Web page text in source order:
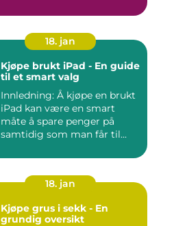
18. jan
Kjøpe brukt iPad - En guide
til et smart valg
Innledning: Å kjøpe en brukt
iPad kan være en smart
måte å spare penger på
samtidig som man får til...
18. jan
Kjøpe grus i sekk - En
grundig oversikt